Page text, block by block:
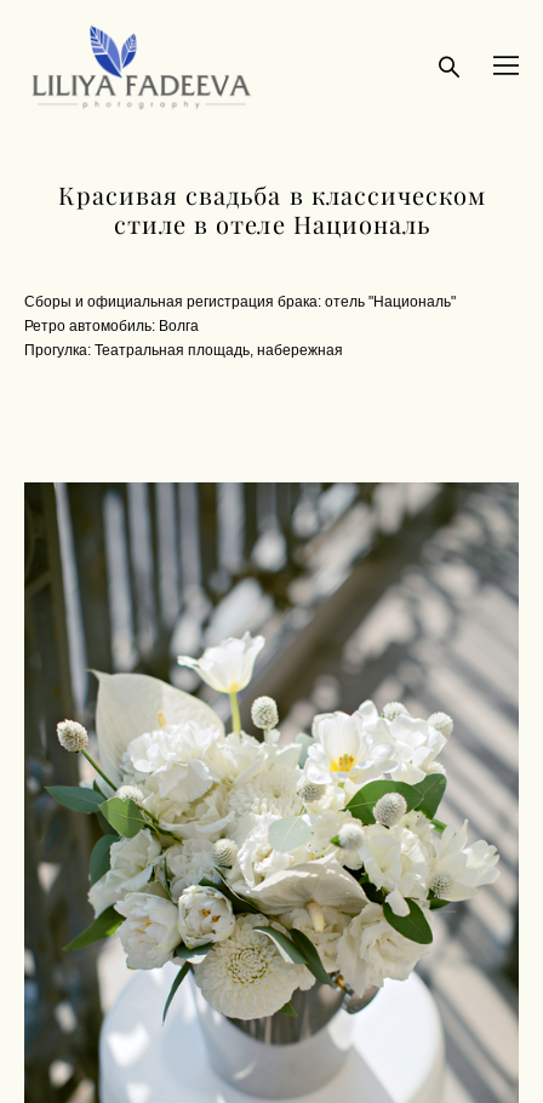
Красивая свадьба в классическом
стиле в отеле Националь
Сборы и официальная регистрация брака: отель "Националь"
Ретро автомобиль: Волга
Прогулка: Театральная площадь, набережная